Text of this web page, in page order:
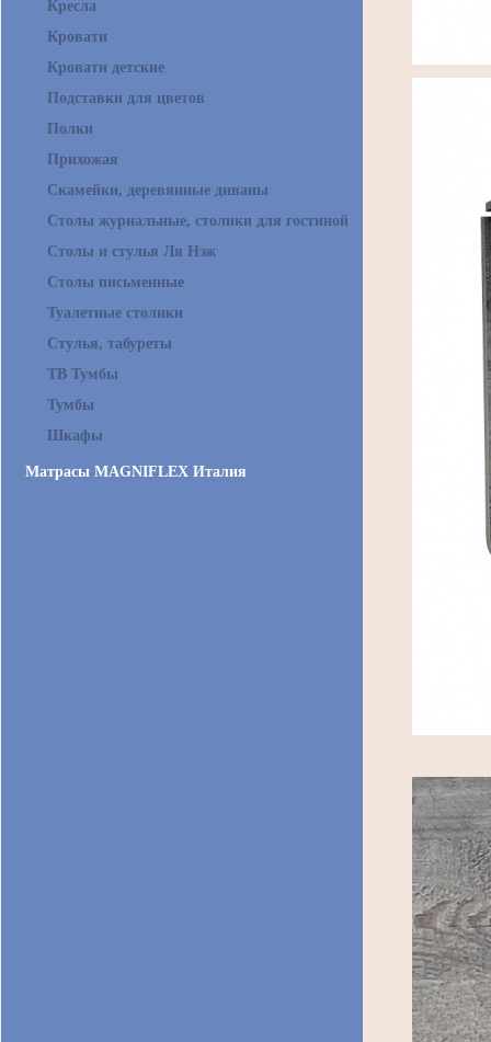
Кресла
Кровати
Кровати детские
Подставки для цветов
Полки
Прихожая
Скамейки, деревянные диваны
Столы журнальные, столики для гостиной
Столы и стулья Ля Нэж
Столы письменные
Туалетные столики
Стулья, табуреты
ТВ Тумбы
Тумбы
Шкафы
Матрасы MAGNIFLEX Италия